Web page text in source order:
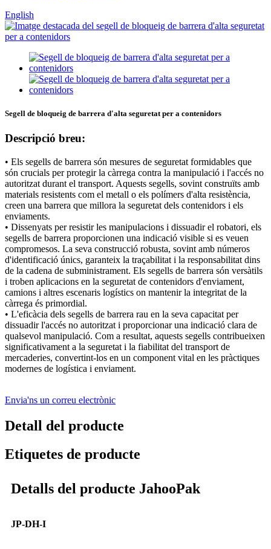
English
Segell de bloqueig de barrera d'alta seguretat per a contenidors
Descripció breu:
• Els segells de barrera són mesures de seguretat formidables que
són crucials per protegir la càrrega contra la manipulació i l'accés no
autoritzat durant el transport. Aquests segells, sovint construïts amb
materials resistents com el metall o els polímers d'alta resistència,
creen una barrera que millora la seguretat dels contenidors i els
enviaments.
• Dissenyats per resistir les manipulacions i dissuadir el robatori, els
segells de barrera proporcionen una indicació visible si es veuen
compromesos. La seva construcció robusta, sovint amb números
d'identificació únics, garanteix la traçabilitat i la responsabilitat dins
de la cadena de subministrament. Els segells de barrera són versàtils
i troben aplicacions en la seguretat de contenidors d'enviament,
camions i altres escenaris logístics on mantenir la integritat de la
càrrega és primordial.
• L'eficàcia dels segells de barrera rau en la seva capacitat per
dissuadir l'accés no autoritzat i proporcionar una indicació clara de
qualsevol manipulació. Com a resultat, aquests segells contribueixen
significativament a la seguretat i la fiabilitat del transport de
mercaderies, convertint-los en un component vital en les pràctiques
modernes de logística i enviament.
Envia'ns un correu electrònic
Detall del producte
Etiquetes de producte
Detalls del producte JahooPak
JP-DH-I